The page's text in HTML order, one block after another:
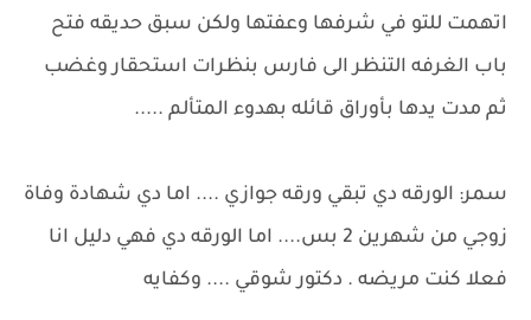
اتهمت للتو في شرفها وعفتها ولكن سبق حديقه فتح
باب الغرفه التنظر الى فارس بنظرات استحقار وغضب
ثم مدت يدها بأوراق قائله بهدوء المتألم .....
سمر: الورقه دي تبقي ورقه جوازي .... اما دي شهادة وفاة
زوجي من شهرين 2 بس.... اما الورقه دي فهي دليل انا
فعلا كنت مريضه . دكتور شوقي .... وكفايه